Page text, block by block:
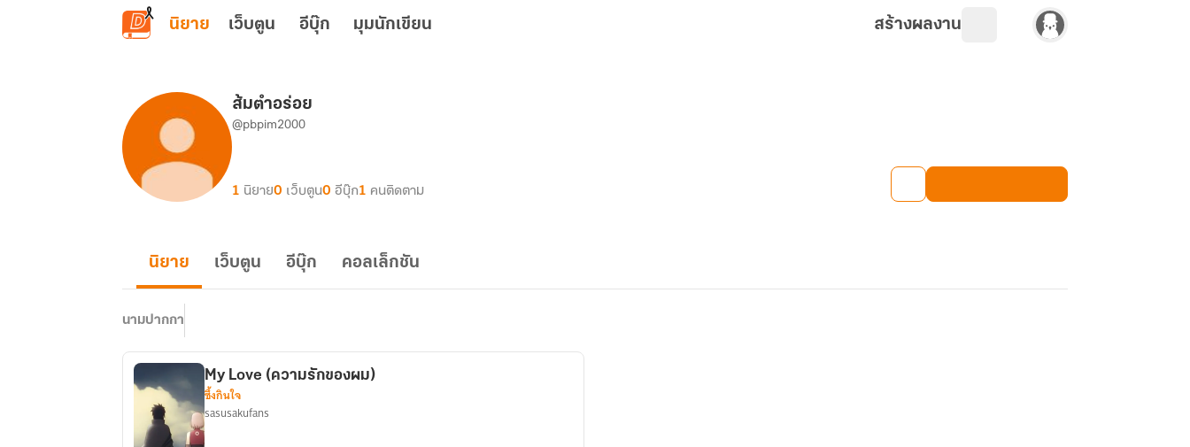
ข้ามไปยังเนื้อหาหลัก
นิยาย เว็บตูน อีบุ๊ก มุมนักเขียน สร้างผลงาน
ส้มตำอร่อย
@pbpim2000
1 นิยาย0 เว็บตูน0 อีบุ๊ก1 คนติดตาม
นิยาย เว็บตูน อีบุ๊ก คอลเล็กชัน
นามปากกา
My Love (ความรักของผม)
ซึ้งกินใจ
sasusakufans